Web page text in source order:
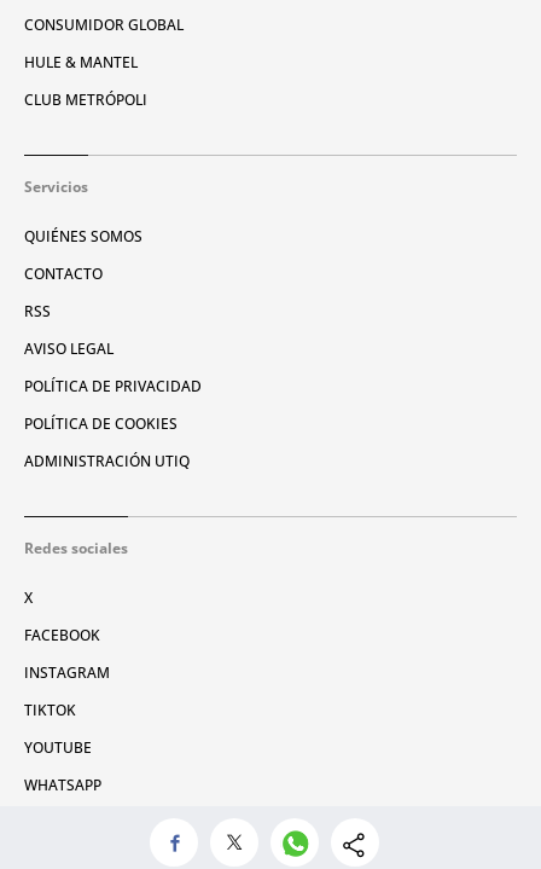
CONSUMIDOR GLOBAL
HULE & MANTEL
CLUB METRÓPOLI
Servicios
QUIÉNES SOMOS
CONTACTO
RSS
AVISO LEGAL
POLÍTICA DE PRIVACIDAD
POLÍTICA DE COOKIES
ADMINISTRACIÓN UTIQ
Redes sociales
X
FACEBOOK
INSTAGRAM
TIKTOK
YOUTUBE
WHATSAPP